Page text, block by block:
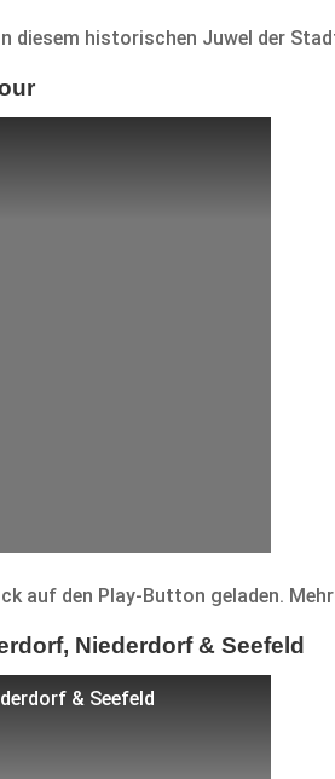
diesem historischen Juwel der
auf den Play-Button geladen.
Niederdorf & Seefeld
& Seefeld